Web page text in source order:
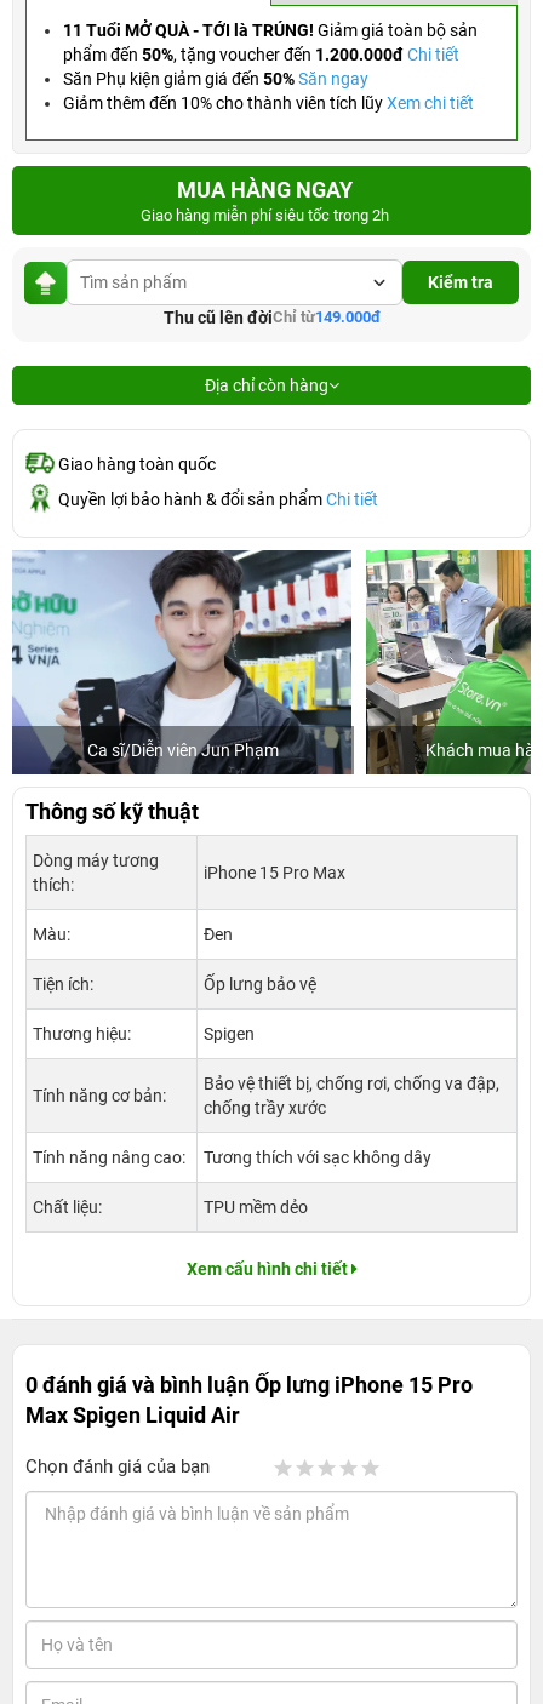
11 Tuổi MỞ QUÀ - TỚI là TRÚNG! Giảm giá toàn bộ sản
phẩm đến 50%, tặng voucher đến 1.200.000đChi tiết
Săn Phụ kiện giảm giá đến 50%Săn ngay
Giảm thêm đến 10% cho thành viên tích lũyXem chi tiết
MUA HÀNG NGAY
Giao hàng miễn phí siêu tốc trong 2h
Kiểm tra
Thu cũ lên đờiChỉ từ149.000đ
Địa chỉ còn hàng
Giao hàng toàn quốc
Quyền lợi bảo hành & đổi sản phẩmChi tiết
Ca sĩ/Diễn viên Jun Phạm Khách mua
Thông số kỹ thuật
Dòng máy tương
thích:
iPhone 15 Pro Max
Màu: Đen
Tiện ích: Ốp lưng bảo vệ
Thương hiệu: Spigen
Tính năng cơ bản:
Bảo vệ thiết bị, chống rơi, chống va đập,
chống trầy xước
Tính năng nâng cao: Tương thích với sạc không dây
Chất liệu: TPU mềm dẻo
Xem cấu hình chi tiết
0 đánh giá và bình luậnỐp lưng iPhone 15 Pro
Max Spigen Liquid Air
Chọn đánh giá của bạn